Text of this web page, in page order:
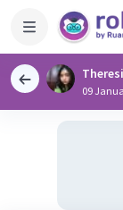
09